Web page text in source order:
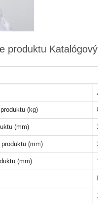
produktu
(kg)
(mm)
(mm)
(mm)